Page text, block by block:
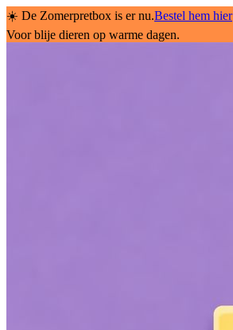
☀️ De Zomerpretbox is er nu.Bestel hem hier
Voor blije dieren op warme dagen.